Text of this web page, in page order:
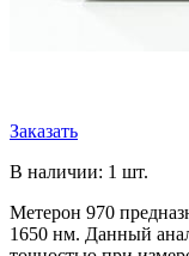
Заказать
В наличии: 1 шт.
Метерон 970
1650 нм. Данный